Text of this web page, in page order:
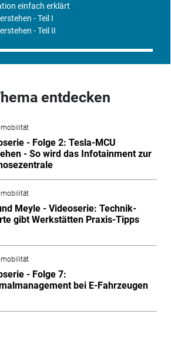
einfach erklärt
- Teil I
- Teil II
entdecken
- Folge 2: Tesla-MCU
- So wird das Infotainment zur
Meyle - Videoserie: Technik-
gibt Werkstätten Praxis-Tipps
- Folge 7:
bei E-Fahrzeugen